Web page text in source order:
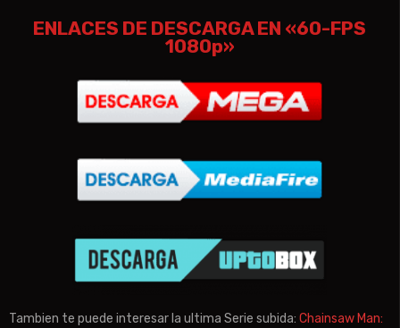
ENLACES DE DESCARGA EN «60-FPS
1080p»
Tambien te puede interesar la ultima Serie subida: Chainsaw Man: